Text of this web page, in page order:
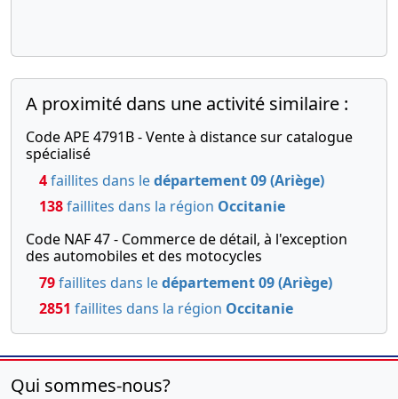
A proximité dans une activité similaire :
Code APE 4791B - Vente à distance sur catalogue
spécialisé
4faillites dans ledépartement 09 (Ariège)
138faillites dans la région Occitanie
Code NAF 47 - Commerce de détail, à l'exception
des automobiles et des motocycles
79faillites dans ledépartement 09 (Ariège)
2851 faillites dans la région Occitanie
Qui sommes-nous?